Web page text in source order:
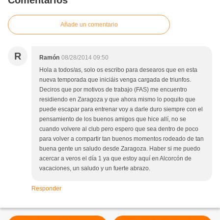
Añade un comentario
R Ramón 08/28/2014 09:50
Hola a todos/as, solo os escribo para desearos que en esta
nueva temporada que iniciáis venga cargada de triunfos.
Deciros que por motivos de trabajo (FAS) me encuentro
residiendo en Zaragoza y que ahora mismo lo poquito que
puede escapar para entrenar voy a darle duro siempre con el
pensamiento de los buenos amigos que hice allí, no se
cuando volvere al club pero espero que sea dentro de poco
para volver a compartir tan buenos momentos rodeado de tan
buena gente un saludo desde Zaragoza. Haber si me puedo
acercar a veros el día 1 ya que estoy aquí en Alcorcón de
vacaciones, un saludo y un fuerte abrazo.
Responder